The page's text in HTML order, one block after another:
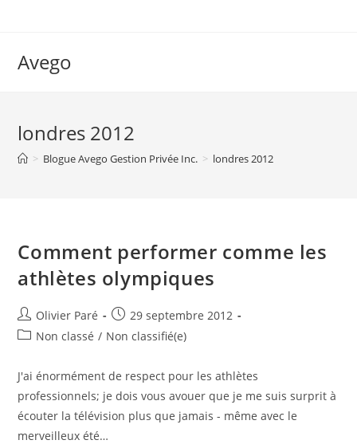
Avego
londres 2012
> Blogue Avego Gestion Privée Inc. > londres 2012
Comment performer comme les
athlètes olympiques
Auteur/autrice
de
Olivier Paré
Post
published:
29 septembre 2012
PostNon classé / Non classifié(e)
J'ai énormément de respect pour les athlètes
professionnels; je dois vous avouer que je me suis surprit à
écouter la télévision plus que jamais - même avec le
merveilleux été…